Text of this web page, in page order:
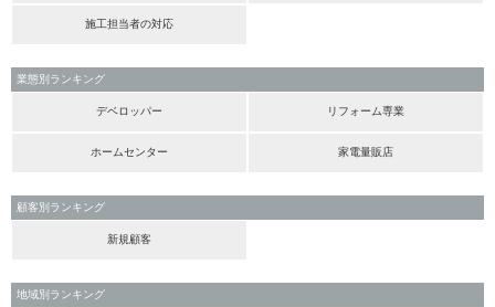
施工担当者の対応
業態別ランキング
デベロッパー リフォーム専業
ホームセンター 家電量販店
顧客別ランキング
新規顧客
地域別ランキング